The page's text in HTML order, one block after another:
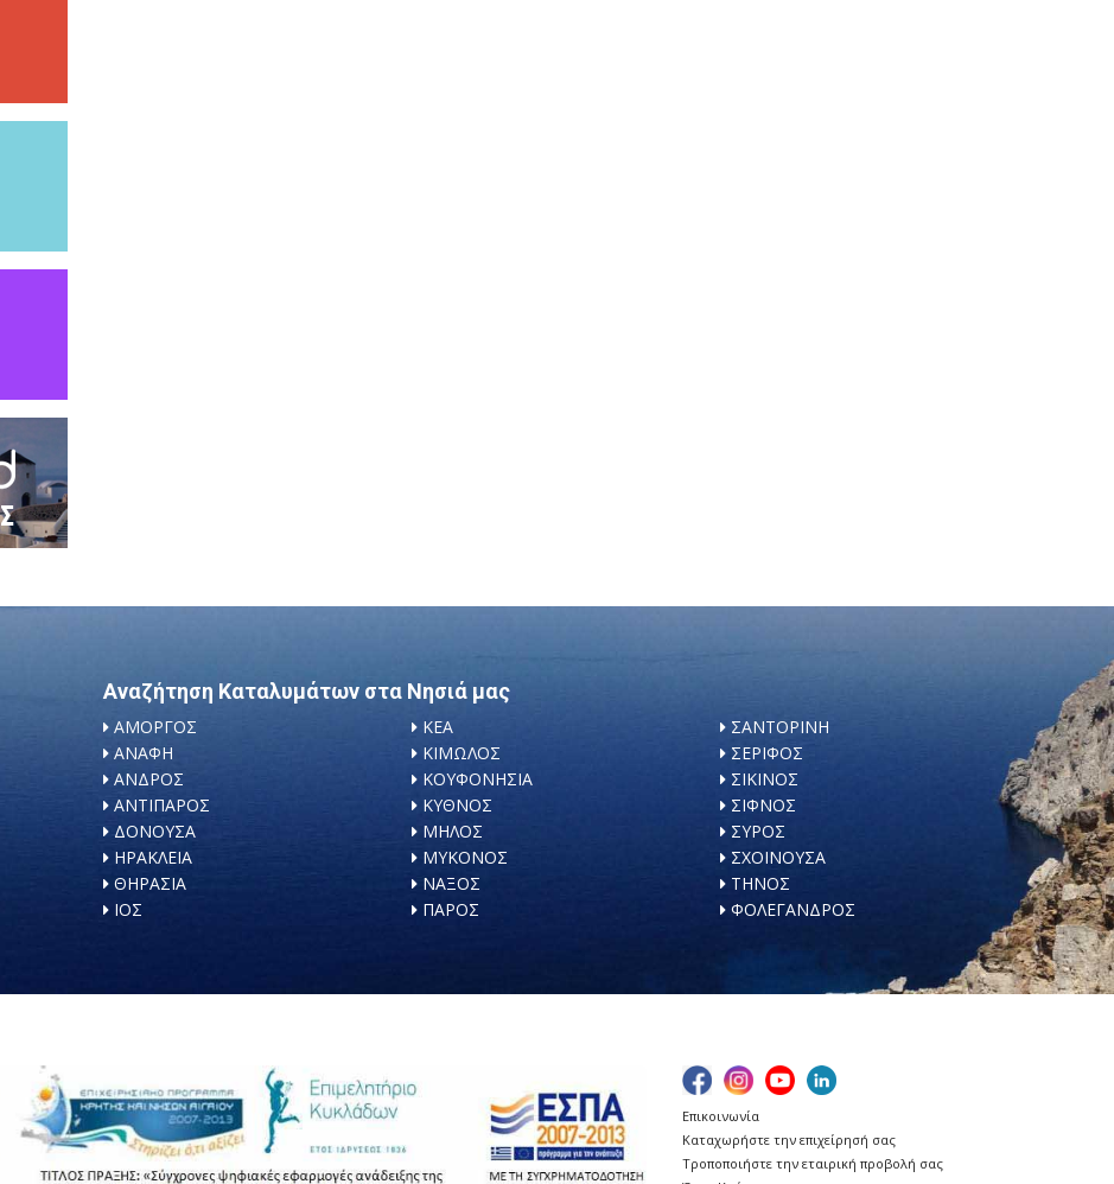
Αναζήτηση Καταλυμάτων στα Νησιά μας
ΑΜΟΡΓΟΣ
ΑΝΑΦΗ
ΑΝΔΡΟΣ
ΑΝΤΙΠΑΡΟΣ
ΔΟΝΟΥΣΑ
ΗΡΑΚΛΕΙΑ
ΘΗΡΑΣΙΑ
ΙΟΣ
ΚΕΑ
ΚΙΜΩΛΟΣ
ΚΟΥΦΟΝΗΣΙΑ
ΚΥΘΝΟΣ
ΜΗΛΟΣ
ΜΥΚΟΝΟΣ
ΝΑΞΟΣ
ΠΑΡΟΣ
ΣΑΝΤΟΡΙΝΗ
ΣΕΡΙΦΟΣ
ΣΙΚΙΝΟΣ
ΣΙΦΝΟΣ
ΣΥΡΟΣ
ΣΧΟΙΝΟΥΣΑ
ΤΗΝΟΣ
ΦΟΛΕΓΑΝΔΡΟΣ
Επικοινωνία
Καταχωρήστε την επιχείρησή σας
Τροποποιήστε την εταιρική προβολή σας